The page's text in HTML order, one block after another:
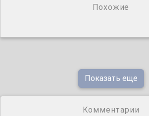
Похожие
Показать еще
Комментарии